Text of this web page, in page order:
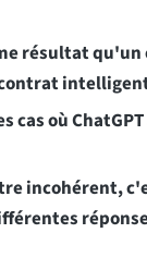
résultat
cas où
incohérent,